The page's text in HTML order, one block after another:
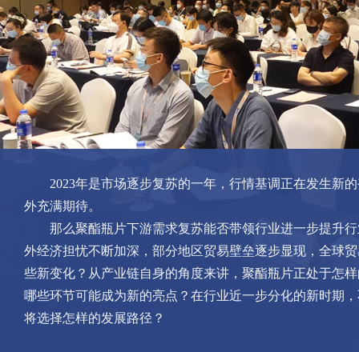
2023年是市场逐步复苏的一年，行情基调正在发生新的
外充满期待。
那么聚酯瓶片下游需求复苏能否带领行业进一步提升行
外经济担忧不断加深，部分地区贸易壁垒逐步显现，全球
些新变化？从产业链自身的角度来讲，聚酯瓶片正处于怎
哪些环节可能成为新的亮点？在行业近一步分化的新时期
将选择怎样的发展路径？